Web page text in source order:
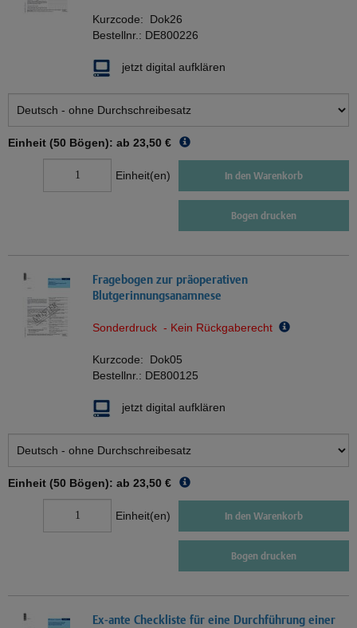
Kurzcode: Dok26
Bestellnr.: DE800226
jetzt digital aufklären
Einheit (50 Bögen): ab 23,50 €
Einheit(en) In den Warenkorb
Bogen drucken
Fragebogen zur präoperativen
Blutgerinnungsanamnese
Sonderdruck - Kein Rückgaberecht
Kurzcode: Dok05
Bestellnr.: DE800125
jetzt digital aufklären
Einheit (50 Bögen): ab 23,50 €
Einheit(en) In den Warenkorb
Bogen drucken
Ex-ante Checkliste für eine Durchführung einer